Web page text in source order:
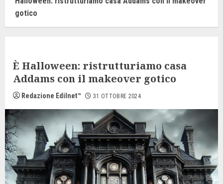
gotico
È Halloween: ristrutturiamo casa
Addams con il makeover gotico
Redazione Edilnet™ 31 OTTOBRE 2024